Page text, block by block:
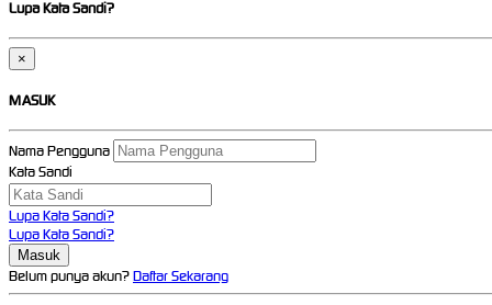
Lupa Kata Sandi?
×
MASUK
Nama Pengguna
Kata Sandi
Lupa Kata Sandi?
Lupa Kata Sandi?
Belum punya akun?Daftar Sekarang